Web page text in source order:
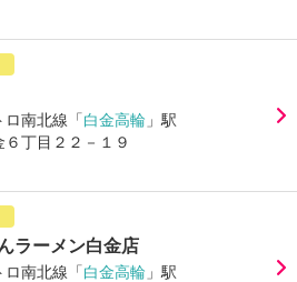
ロ南北線「白金高輪 」駅
６丁目２２－１９
ラーメン白金店
ロ南北線「白金高輪 」駅